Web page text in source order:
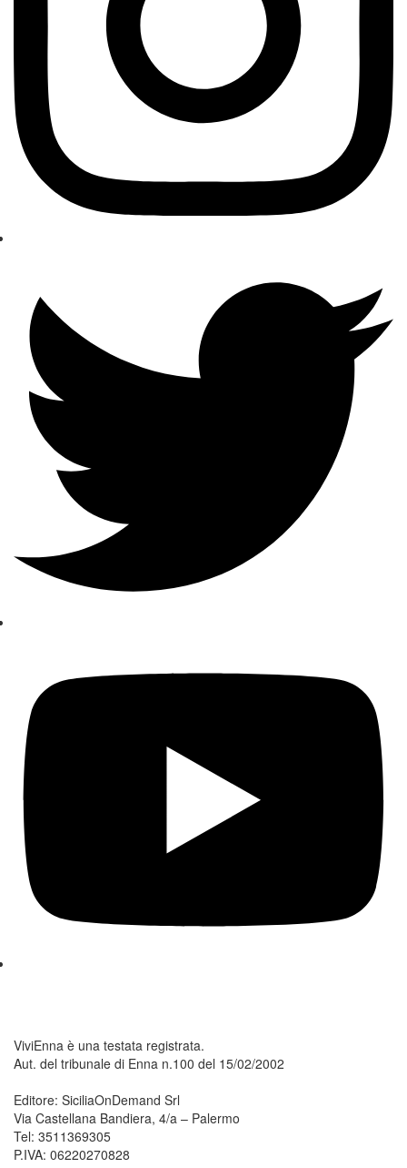
ViviEnna è una testata registrata.
Aut. del tribunale di Enna n.100 del 15/02/2002
Editore: SiciliaOnDemand Srl
Via Castellana Bandiera, 4/a – Palermo
Tel: 3511369305
P.IVA: 06220270828